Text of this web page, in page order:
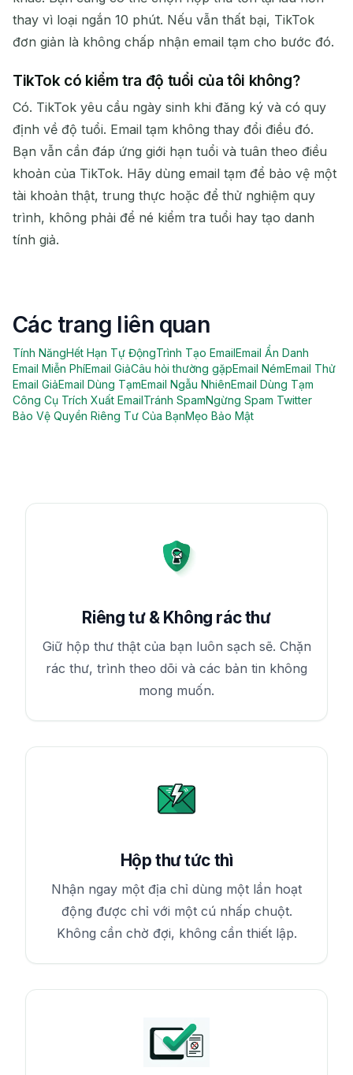
thay vì loại ngắn 10 phút. Nếu vẫn thất bại, TikTok
đơn giản là không chấp nhận email tạm cho bước đó.
TikTok có kiểm tra độ tuổi của tôi không?
Có. TikTok yêu cầu ngày sinh khi đăng ký và có quy
định về độ tuổi. Email tạm không thay đổi điều đó.
Bạn vẫn cần đáp ứng giới hạn tuổi và tuân theo điều
khoản của TikTok. Hãy dùng email tạm để bảo vệ một
tài khoản thật, trung thực hoặc để thử nghiệm quy
trình, không phải để né kiểm tra tuổi hay tạo danh
tính giả.
Các trang liên quan
Tính NăngHết Hạn Tự ĐộngTrình Tạo Email Email Ẩn Danh
Email Miễn PhíEmail GiảCâu hỏi thường gặpEmail NémEmail Thử
Email GiảEmail Dùng TạmEmail Ngẫu NhiênEmail Dùng Tạm
Công Cụ Trích Xuất Email Tránh SpamNgừng Spam Twitter
Bảo Vệ Quyền Riêng Tư Của BạnMẹo Bảo Mật
Riêng tư & Không rác thư
Giữ hộp thư thật của bạn luôn sạch sẽ. Chặn
rác thư, trình theo dõi và các bản tin không
mong muốn.
Hộp thư tức thì
Nhận ngay một địa chỉ dùng một lần hoạt
động được chỉ với một cú nhấp chuột.
Không cần chờ đợi, không cần thiết lập.